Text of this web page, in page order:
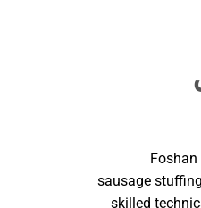
sausage
skilled